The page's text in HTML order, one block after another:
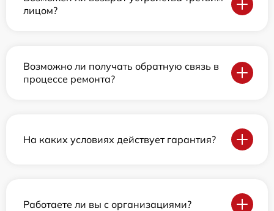
лицом?
Возможно ли получать обратную связь в
процессе ремонта?
На каких условиях действует гарантия?
Работаете ли вы с организациями?